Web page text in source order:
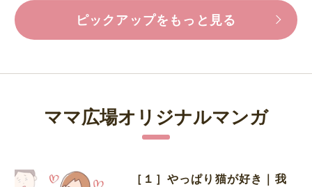
ピックアップをもっと見る
ママ広場オリジナルマンガ
［１］やっぱり猫が好き｜我